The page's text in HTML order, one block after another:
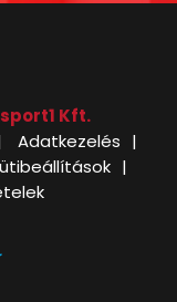
Kft.
Adatkezelés